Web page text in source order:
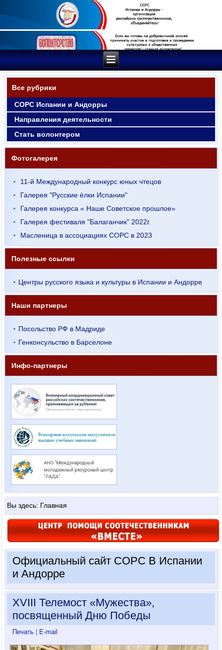
Все рубрики
СОРС Испании и Андорры
Направления деятельности
Стать волонтером
Фотогалерея
11-й Международный конкурс юных чтецов
Галерея "Русские ёлки Испании"
Галерея конкурса « Наше Советское прошлое»
Галерея фестиваля "Балаганчик" 2022г.
Масленица в ассоциациях СОРС в 2023
Полезные ссылки
Центры русского языка и культуры в Испании и Андорре
Наши партнеры
Посольство РФ в Мадриде
Генконсульство в Барселоне
Инфо-партнеры
Вы здесь: Главная
Официальный сайт СОРС В Испании
и Андорре
XVIII Телемост «Мужества»,
посвященный Дню Победы
Печать | E-mail